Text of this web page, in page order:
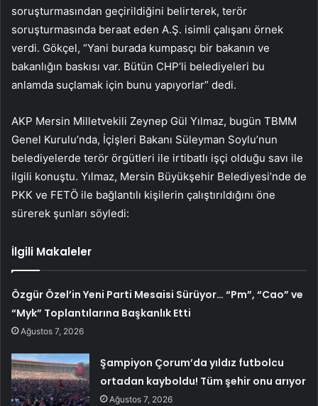
soruşturmasından geçirildiğini belirterek, terör
soruşturmasında beraat eden A.Ş. isimli çalışanı örnek
verdi. Gökçel, “Yani burada kumpasçı bir bakanın ve
bakanlığın baskısı var. Bütün CHP’li belediyeleri bu
anlamda suçlamak için bunu yapıyorlar” dedi.
AKP Mersin Milletvekili Zeynep Gül Yılmaz, bugün TBMM
Genel Kurulu’nda, İçişleri Bakanı Süleyman Soylu’nun
belediyelerde terör örgütleri ile irtibatlı işçi olduğu savı ile
ilgili konuştu. Yılmaz, Mersin Büyükşehir Belediyesi’nde de
PKK ve FETÖ ile bağlantılı kişilerin çalıştırıldığını öne
sürerek şunları söyledi:
İlgili Makaleler
Özgür Özel’in Yeni Parti Mesaisi Sürüyor… “Pm”, “Cao” ve
“Myk” Toplantılarına Başkanlık Etti
Ağustos 7, 2026
Şampiyon Çorum’da yıldız futbolcu
ortadan kayboldu! Tüm şehir onu arıyor
Ağustos 7, 2026